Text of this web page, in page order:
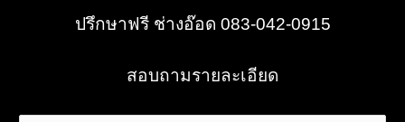
ปรึกษาฟรี ช่างอ๊อด 083-042-0915
สอบถามรายละเอียด